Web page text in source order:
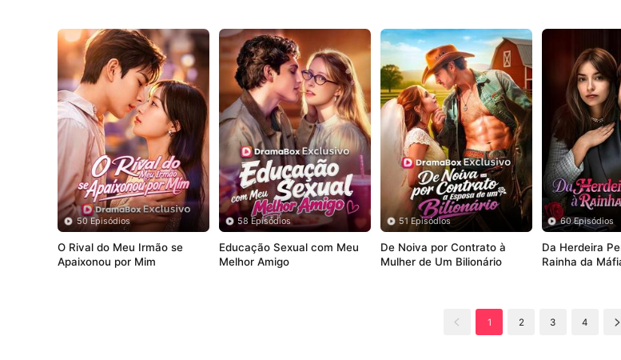
50 Episódios
O Rival do Meu Irmão se
Apaixonou por Mim
58 Episódios
Educação Sexual com Meu
Melhor Amigo
51 Episódios
De Noiva por Contrato à
Mulher de Um Bilionário
60 Episódios
Da Herdeira
Rainha da
1 2 3 4